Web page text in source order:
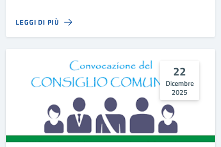
LEGGI DI PIÙ
22
Dicembre
2025